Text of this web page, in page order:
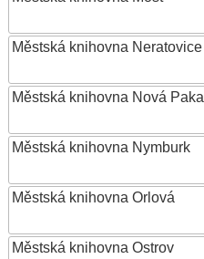
Městská knihovna Neratovice
Městská knihovna Nová Paka
Městská knihovna Nymburk
Městská knihovna Orlová
Městská knihovna Ostrov